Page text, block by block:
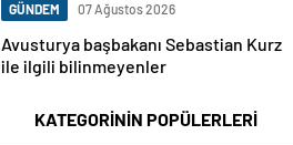
GÜNDEM 07 Ağustos 2026
Avusturya başbakanı Sebastian Kurz
ile ilgili bilinmeyenler
KATEGORİNİN POPÜLERLERİ